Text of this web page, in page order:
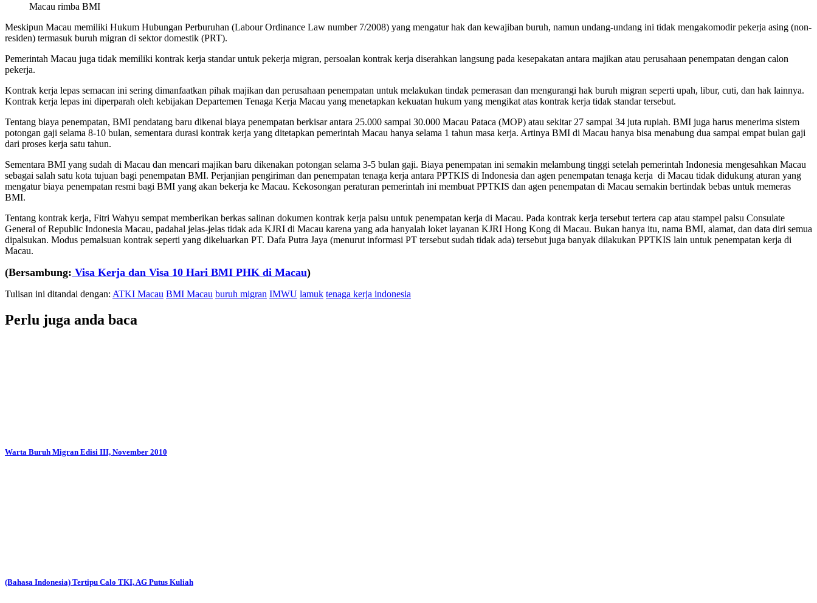
Macau rimba BMI
Meskipun Macau memiliki Hukum Hubungan Perburuhan (Labour Ordinance Law number 7/2008) yang mengatur hak dan kewajiban buruh, namun undang-undang ini tidak mengakomodir pekerja asing (non-
residen) termasuk buruh migran di sektor domestik (PRT).
Pemerintah Macau juga tidak memiliki kontrak kerja standar untuk pekerja migran, persoalan kontrak kerja diserahkan langsung pada kesepakatan antara majikan atau perusahaan penempatan dengan calon
pekerja.
Kontrak kerja lepas semacan ini sering dimanfaatkan pihak majikan dan perusahaan penempatan untuk melakukan tindak pemerasan dan mengurangi hak buruh migran seperti upah, libur, cuti, dan hak lainnya.
Kontrak kerja lepas ini diperparah oleh kebijakan Departemen Tenaga Kerja Macau yang menetapkan kekuatan hukum yang mengikat atas kontrak kerja tidak standar tersebut.
Tentang biaya penempatan, BMI pendatang baru dikenai biaya penempatan berkisar antara 25.000 sampai 30.000 Macau Pataca (MOP) atau sekitar 27 sampai 34 juta rupiah. BMI juga harus menerima sistem
potongan gaji selama 8-10 bulan, sementara durasi kontrak kerja yang ditetapkan pemerintah Macau hanya selama 1 tahun masa kerja. Artinya BMI di Macau hanya bisa menabung dua sampai empat bulan gaji
dari proses kerja satu tahun.
Sementara BMI yang sudah di Macau dan mencari majikan baru dikenakan potongan selama 3-5 bulan gaji. Biaya penempatan ini semakin melambung tinggi setelah pemerintah Indonesia mengesahkan Macau
sebagai salah satu kota tujuan bagi penempatan BMI. Perjanjian pengiriman dan penempatan tenaga kerja antara PPTKIS di Indonesia dan agen penempatan tenaga kerja di Macau tidak didukung aturan yang
mengatur biaya penempatan resmi bagi BMI yang akan bekerja ke Macau. Kekosongan peraturan pemerintah ini membuat PPTKIS dan agen penempatan di Macau semakin bertindak bebas untuk memeras
BMI.
Tentang kontrak kerja, Fitri Wahyu sempat memberikan berkas salinan dokumen kontrak kerja palsu untuk penempatan kerja di Macau. Pada kontrak kerja tersebut tertera cap atau stampel palsu Consulate
General of Republic Indonesia Macau, padahal jelas-jelas tidak ada KJRI di Macau karena yang ada hanyalah loket layanan KJRI Hong Kong di Macau. Bukan hanya itu, nama BMI, alamat, dan data diri semua
dipalsukan. Modus pemalsuan kontrak seperti yang dikeluarkan PT. Dafa Putra Jaya (menurut informasi PT tersebut sudah tidak ada) tersebut juga banyak dilakukan PPTKIS lain untuk penempatan kerja di
Macau.
(Bersambung: Visa Kerja dan Visa 10 Hari BMI PHK di Macau)
Tulisan ini ditandai dengan: ATKI Macau BMI Macau buruh migran IMWU lamuk tenaga kerja indonesia
Perlu juga anda baca
Warta Buruh Migran Edisi III, November 2010
(Bahasa Indonesia) Tertipu Calo TKI, AG Putus Kuliah